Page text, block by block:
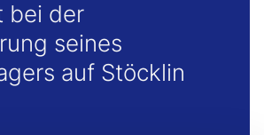
bei der
seines
auf Stöcklin